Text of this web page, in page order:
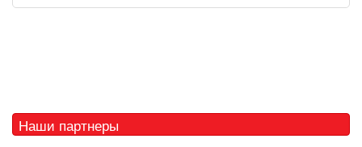
Наши партнеры